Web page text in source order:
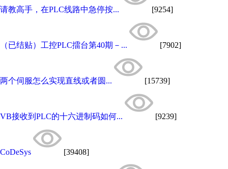
请教高手，在PLC线路中急停按... [9254]
（已结贴）工控PLC擂台第40期－... [7902]
两个伺服怎么实现直线或者圆... [15739]
VB接收到PLC的十六进制码如何... [9239]
CoDeSys [39408]